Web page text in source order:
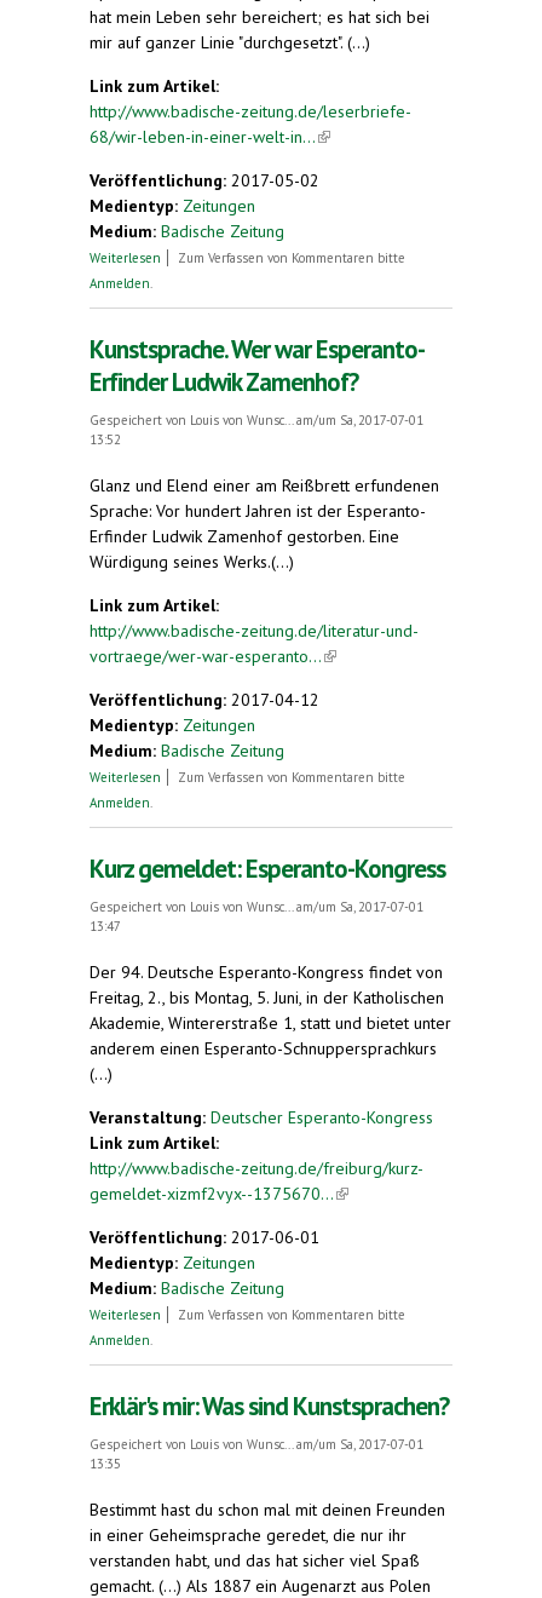
hat mein Leben sehr bereichert; es hat sich bei
mir auf ganzer Linie "durchgesetzt". (...)
Link zum Artikel:
http://www.badische-zeitung.de/leserbriefe-
68/wir-leben-in-einer-welt-in...(link is external)
Veröffentlichung: 2017-05-02
Medientyp: Zeitungen
Medium: Badische Zeitung
Weiterlesen über Esperanto. Wir leben in einer Welt, in der
Zum Verfassen von Kommentaren bitte
Anmelden
Kunstsprache. Wer war Esperanto-
Erfinder Ludwik Zamenhof?
Gespeichert von Louis von Wunsc...
am/um Sa, 2017-07-01
13:52
Glanz und Elend einer am Reißbrett erfundenen
Sprache: Vor hundert Jahren ist der Esperanto-
Erfinder Ludwik Zamenhof gestorben. Eine
Würdigung seines Werks.(...)
Link zum Artikel:
http://www.badische-zeitung.de/literatur-und-
vortraege/wer-war-esperanto...(link is external)
Veröffentlichung: 2017-04-12
Medientyp: Zeitungen
Medium: Badische Zeitung
Weiterlesen über Kunstsprache. Wer war Esperanto-Erfinder
Zum Verfassen von Kommentaren bitte
Anmelden
Kurz gemeldet: Esperanto-Kongress
Gespeichert von Louis von Wunsc...
am/um Sa, 2017-07-01
13:47
Der 94. Deutsche Esperanto-Kongress findet von
Freitag, 2., bis Montag, 5. Juni, in der Katholischen
Akademie, Wintererstraße 1, statt und bietet unter
anderem einen Esperanto-Schnuppersprachkurs
(...)
Veranstaltung: Deutscher Esperanto-Kongress
Link zum Artikel:
http://www.badische-zeitung.de/freiburg/kurz-
gemeldet-xizmf2vyx--1375670...(link is external)
Veröffentlichung: 2017-06-01
Medientyp: Zeitungen
Medium: Badische Zeitung
Weiterlesen über Kurz gemeldet: Esperanto-Kongress
Zum Verfassen von Kommentaren bitte
Anmelden
Erklär's mir: Was sind Kunstsprachen?
Gespeichert von Louis von Wunsc...
am/um Sa, 2017-07-01
13:35
Bestimmt hast du schon mal mit deinen Freunden
in einer Geheimsprache geredet, die nur ihr
verstanden habt, und das hat sicher viel Spaß
gemacht. (...) Als 1887 ein Augenarzt aus Polen